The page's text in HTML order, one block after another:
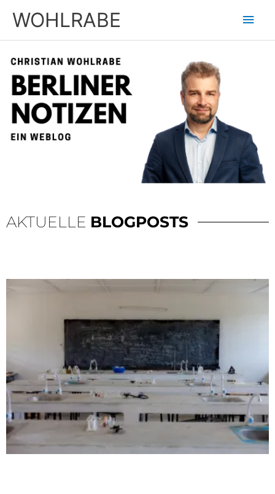
InhaltWOHLRABE
AKTUELLE BLOGPOSTS